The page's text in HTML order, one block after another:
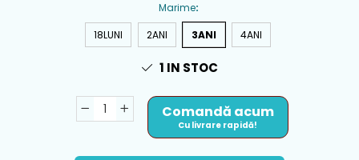
Marime:
18LUNI
2ANI 3ANI 4ANI
1 IN STOC
Comandă acum
Cu livrare rapidă!